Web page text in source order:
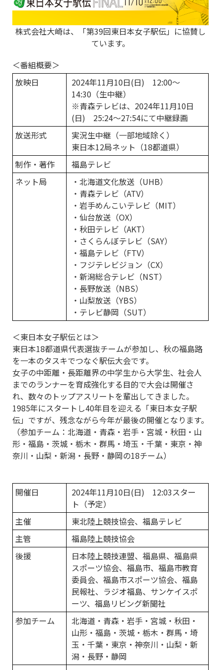
株式会社大崎は、「第39回東日本女子駅伝」に協賛し
ています。
＜番組概要＞
放映日
2024年11月10日(日) 12:00～
14:30（生中継）
※青森テレビは、2024年11月10日
(日) 25:24～27:54にて中継録画
放送形式
実況生中継（一部地域除く）
東日本12局ネット（18都道県）
制作・著作
福島テレビ
ネット局
・北海道文化放送（UHB）
・青森テレビ（ATV）
・岩手めんこいテレビ（MIT）
・仙台放送（OX）
・秋田テレビ（AKT）
・さくらんぼテレビ（SAY）
・福島テレビ（FTV）
・フジテレビジョン（CX）
・新潟総合テレビ（NST）
・長野放送（NBS）
・山梨放送（YBS）
・テレビ静岡（SUT）
＜東日本女子駅伝とは＞
東日本18都道県代表選抜チームが参加し、秋の福島路
を一本のタスキでつなぐ駅伝大会です。
女子の中距離・長距離界の中学生から大学生、社会人
までのランナーを育成強化する目的で大会は開催さ
れ、数々のトップアスリートを輩出してきました。
1985年にスタートし40年目を迎える「東日本女子駅
伝」ですが、残念ながら今年が最後の開催となります。
（参加チーム：北海道・青森・岩手・宮城・秋田・山
形・福島・茨城・栃木・群馬・埼玉・千葉・東京・神
奈川・山梨・新潟・長野・静岡の18チーム）
開催日
2024年11月10日(日) 12:03スター
ト（予定）
主催
東北陸上競技協会、福島テレビ
主管
福島陸上競技協会
後援
日本陸上競技連盟、福島県、福島県
スポーツ協会、福島市、福島市教育
委員会、福島市スポーツ協会、福島
民報社、ラジオ福島、サンケイスポ
ーツ、福島リビング新聞社
参加チーム
北海道・青森・岩手・宮城・秋田・
山形・福島・茨城・栃木・群馬・埼
玉・千葉・東京・神奈川・山梨・新
潟・長野・静岡